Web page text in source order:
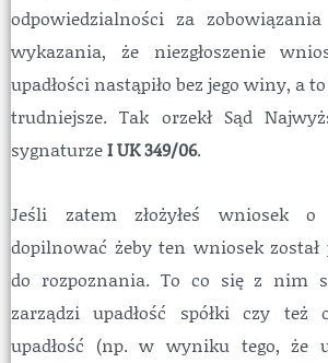
odpowiedzialności za
wykazania, że niezgłoszenie
upadłości nastąpiło bez jego winy, a
trudniejsze. Tak orzekł Sąd
sygnaturzeI UK 349/06.
Jeśli zatem złożyłeś wniosek o
dopilnować żeby ten wniosek został
do rozpoznania. To co się z nim
zarządzi upadłość spółki czy też
upadłość (np. w wyniku tego, że